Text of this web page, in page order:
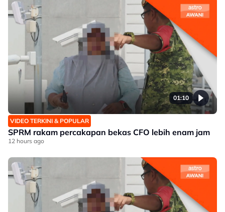
01:10
VIDEO TERKINI & POPULAR
SPRM rakam percakapan bekas CFO lebih enam jam
12 hours ago